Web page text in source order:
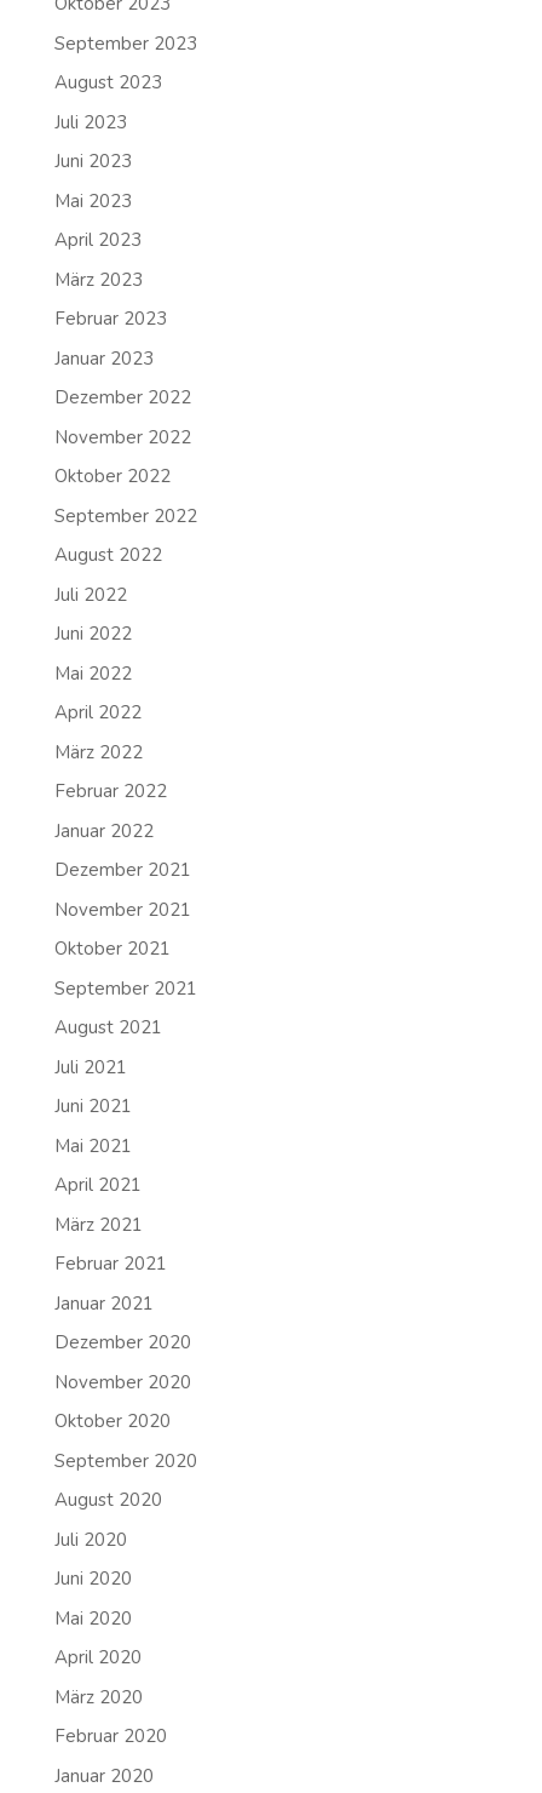
September 2023
August 2023
Juli 2023
Juni 2023
Mai 2023
April 2023
März 2023
Februar 2023
Januar 2023
Dezember 2022
November 2022
Oktober 2022
September 2022
August 2022
Juli 2022
Juni 2022
Mai 2022
April 2022
März 2022
Februar 2022
Januar 2022
Dezember 2021
November 2021
Oktober 2021
September 2021
August 2021
Juli 2021
Juni 2021
Mai 2021
April 2021
März 2021
Februar 2021
Januar 2021
Dezember 2020
November 2020
Oktober 2020
September 2020
August 2020
Juli 2020
Juni 2020
Mai 2020
April 2020
März 2020
Februar 2020
Januar 2020